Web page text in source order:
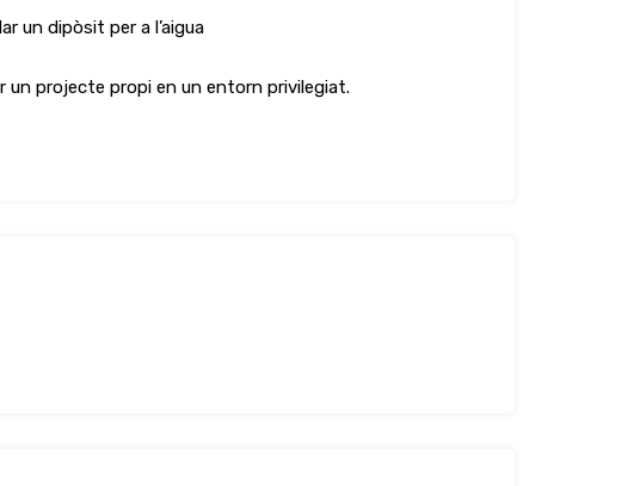
un dipòsit per a l’aigua
un projecte propi en un entorn privilegiat.